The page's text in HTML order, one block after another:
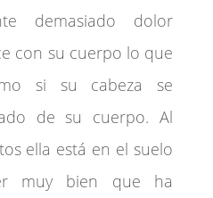
demasiado dolor
con su cuerpo lo que
si su cabeza se
de su cuerpo. Al
ella está en el suelo
muy bien que ha